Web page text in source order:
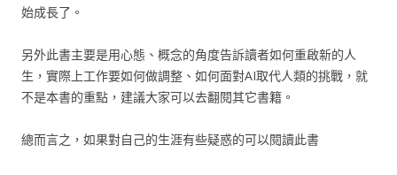
始成長了。
另外此書主要是用心態、概念的角度告訴讀者如何重啟新的人
生，實際上工作要如何做調整、如何面對AI取代人類的挑戰，就
不是本書的重點，建議大家可以去翻閱其它書籍。
總而言之，如果對自己的生涯有些疑惑的可以閱讀此書